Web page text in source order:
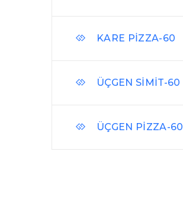
KARE PİZZA-60
ÜÇGEN SİMİT-60
ÜÇGEN PİZZA-60